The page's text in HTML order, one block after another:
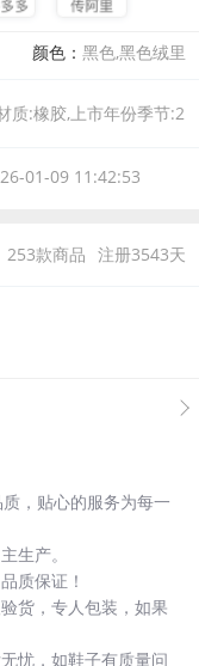
颜色：黑色,黑色绒里
质:橡胶,上市年份季节:2
材质:头层猪皮,靴款品
01-09 11:42:53
253款商品 注册3543天
，贴心的服务为每一
生产。
质保证！
货，专人包装，如果
忧，如鞋子有质量问